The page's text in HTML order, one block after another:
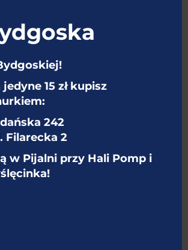
15 zł kupisz
242
Filarecka 2
w Pijalni przy Hali Pomp i